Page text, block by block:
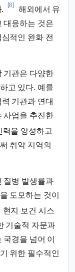
[8]
해외에서 유
대응하는 것은
적인 완화 전
기관은 다양한
고 있다. 예를
기관과 연대
사업을 추진한
력을 양성하고
취약 지역의
질병 발생률과
도모하는 것이
현지 보건 시스
기술적 자문과
경을 넘어 이
위한 필수적인